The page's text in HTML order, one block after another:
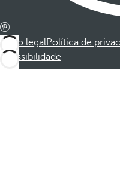
Aviso legalPolítica de
Acessibilidade